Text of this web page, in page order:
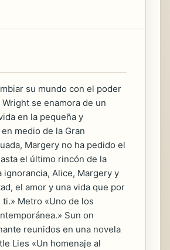
su mundo con el poder
se enamora de un
en la pequeña y
medio de la Gran
Margery no ha pedido el
el último rincón de la
ignorancia, Alice, Margery y
el amor y una vida que por
Metro «Uno de los
Sun on
reunidos en una novela
Lies «Un homenaje al